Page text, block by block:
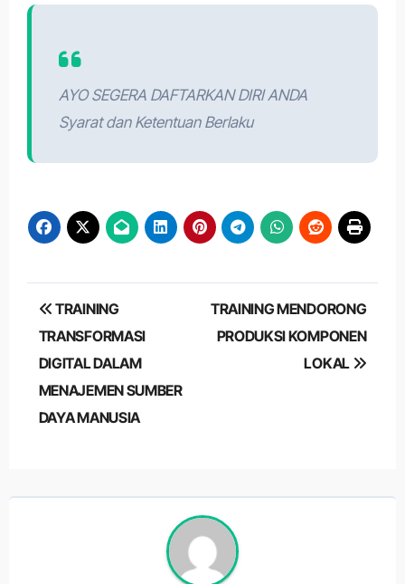
AYO SEGERA DAFTARKAN DIRI ANDA
Syarat dan Ketentuan Berlaku
Post
navigation
TRAINING
TRANSFORMASI
DIGITAL DALAM
MENAJEMEN SUMBER
DAYA MANUSIA
TRAINING MENDORONG
PRODUKSI KOMPONEN
LOKAL